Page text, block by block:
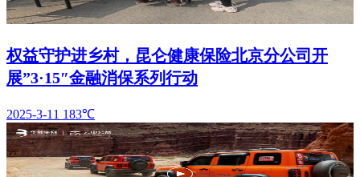
权益守护进乡村，昆仑健康保险北京分公司开
展”3·15″金融消保系列行动
2025-3-11 183℃